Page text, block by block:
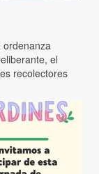
ordenanza
el
recolectores